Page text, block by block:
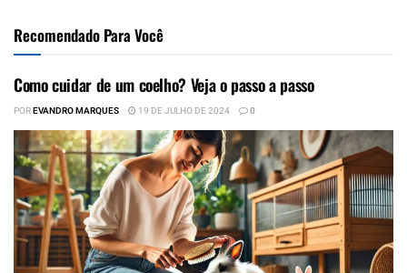
Recomendado Para Você
Como cuidar de um coelho? Veja o passo a passo
POREVANDRO MARQUES 19 DE JULHO DE 2024 0